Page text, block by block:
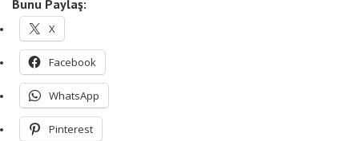
Bunu Paylaş:
X
Facebook
WhatsApp
Pinterest